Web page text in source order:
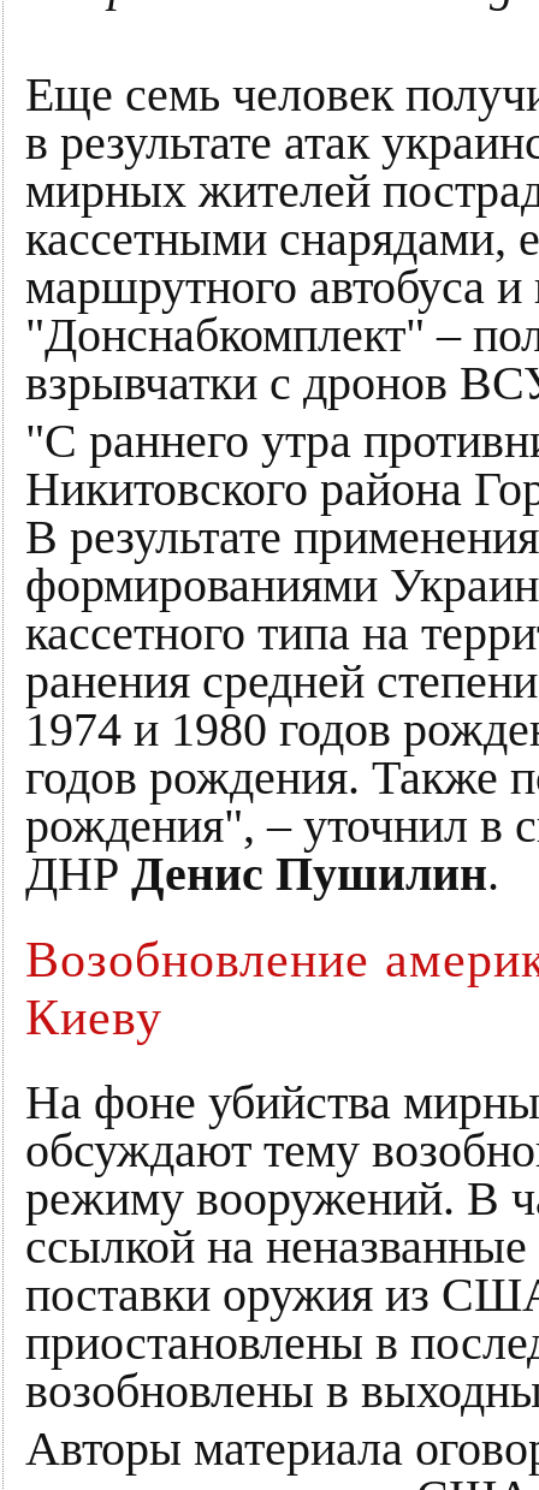
Еще семь человек
в результате атак
мирных жителей
кассетными снарядами,
маршрутного автобуса и
"Донснабкомплект" –
взрывчатки с дронов
"С раннего утра
Никитовского района
В результате
формированиями
кассетного типа на
ранения средней
1974 и 1980 годов
годов рождения. Также
рождения", – уточнил в
ДНР Денис Пушилин.
Возобновление
Киеву
На фоне убийства
обсуждают тему
режиму вооружений. В
ссылкой на
поставки оружия из
приостановлены в
возобновлены в
Авторы материала